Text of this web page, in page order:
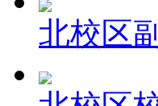
北校区